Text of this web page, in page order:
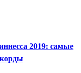
2019: самые